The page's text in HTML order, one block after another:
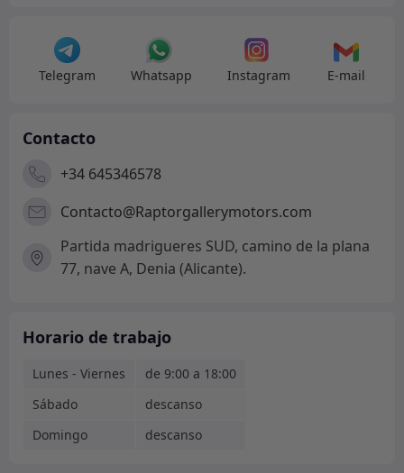
Telegram Whatsapp Instagram E-mail
Contacto
+34 645346578
Contacto@Raptorgallerymotors.com
Partida madrigueres SUD, camino de la plana
77, nave A, Denia (Alicante).
Horario de trabajo
Lunes - Viernes
de 9:00 a 18:00
Sábado
descanso
Domingo
descanso